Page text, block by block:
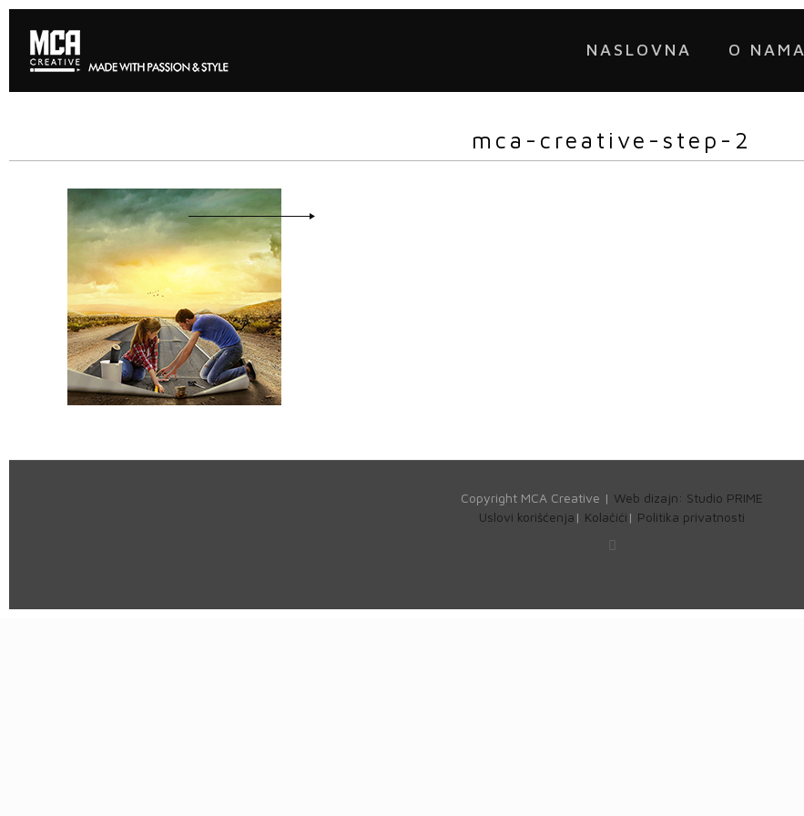
NASLOVNA O NAMA
mca-creative-step-2
Copyright MCA Creative | Web dizajn: Studio PRIME
Uslovi korišćenja | Kolačići | Politika privatnosti